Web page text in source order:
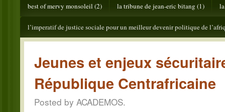
best of mervy monsoleil (2) la tribune de jean-eric bitang (1)
l’imperatif de justice sociale pour un meilleur devenir politique de
Jeunes et enjeux
République Centrafricaine
Posted by ACADEMOS.